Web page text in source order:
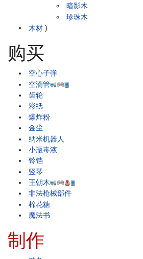
木材
暗影木
珍珠木
)
购买
空心子弹
空滴管
齿轮
彩纸
爆炸粉
金尘
纳米机器人
小瓶毒液
铃铛
竖琴
王朝木
非法枪械部件
棉花糖
魔法书
制作